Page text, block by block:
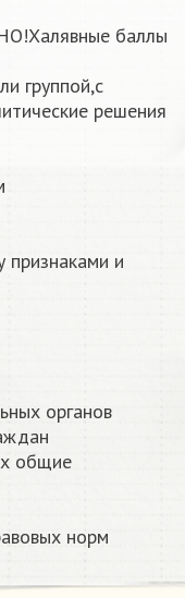
баллы
группой,с
решения
признаками и
органов
общие
норм​​